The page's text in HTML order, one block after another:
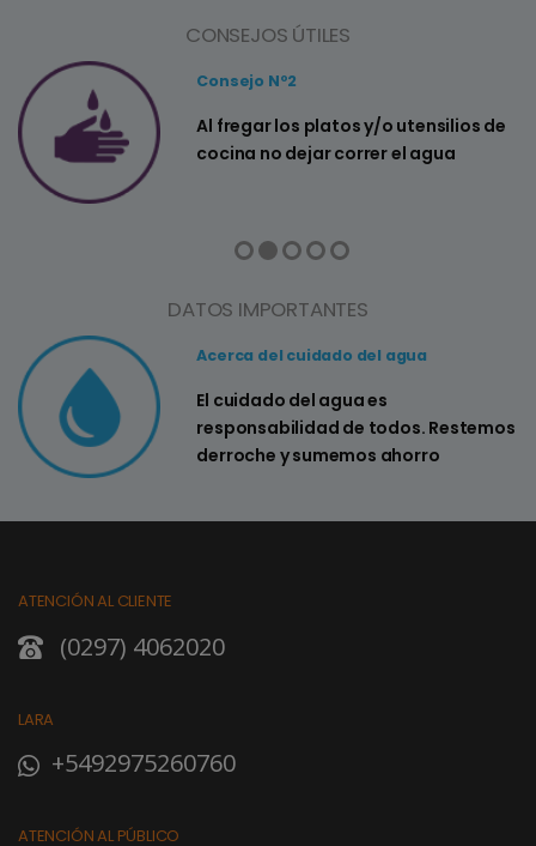
CONSEJOS ÚTILES
Consejo Nº2
Al fregar los platos y/o utensilios de
cocina no dejar correr el agua
DATOS IMPORTANTES
Acerca del cuidado del agua
El cuidado del agua es
responsabilidad de todos. Restemos
derroche y sumemos ahorro
ATENCIÓN AL CLIENTE
(0297) 4062020
LARA
+5492975260760
ATENCIÓN AL PÚBLICO